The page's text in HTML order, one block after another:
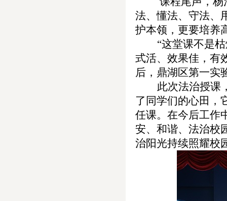
法、懂法、守法、
护本领，更要培养
“这堂课不是
式活、效果佳，有
后，鼎湖区第一实
此次法治授课
了同学们的心田 ，
任课。 在今后工作
安、和谐、法治校
治阳光持续照耀校